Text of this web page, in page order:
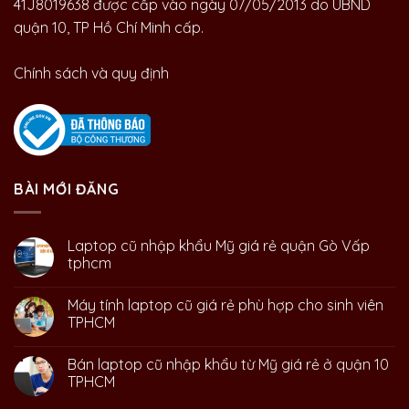
41J8019638 được cấp vào ngày 07/05/2013 do UBND
quận 10, TP Hồ Chí Minh cấp.
Chính sách và quy định
BÀI MỚI ĐĂNG
Laptop cũ nhập khẩu Mỹ giá rẻ quận Gò Vấp
tphcm
Máy tính laptop cũ giá rẻ phù hợp cho sinh viên
TPHCM
Bán laptop cũ nhập khẩu từ Mỹ giá rẻ ở quận 10
TPHCM